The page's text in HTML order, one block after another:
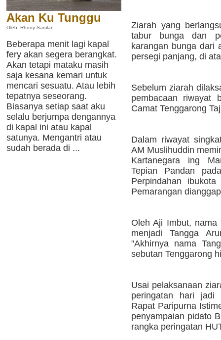
Akan Ku Tunggu
Oleh: Rhony Samlan
Beberapa menit lagi kapal
fery akan segera berangkat.
Akan tetapi mataku masih
saja kesana kemari untuk
mencari sesuatu. Atau lebih
tepatnya seseorang.
Biasanya setiap saat aku
selalu berjumpa dengannya
di kapal ini atau kapal
satunya. Mengantri atau
sudah berada di ...
Ziarah yang
tabur bunga dan
karangan bunga dari
persegi panjang, di
Sebelum ziarah
pembacaan riwayat
Camat Tenggarong
Dalam riwayat
AM Muslihuddin
Kartanegara ing
Tepian Pandan
Perpindahan
Pemarangan
Oleh Aji Imbut, nama
menjadi Tangga
"Akhirnya nama
sebutan Tenggarong
Usai pelaksanaan
peringatan hari jadi
Rapat Paripurna
penyampaian pidato
rangka peringatan